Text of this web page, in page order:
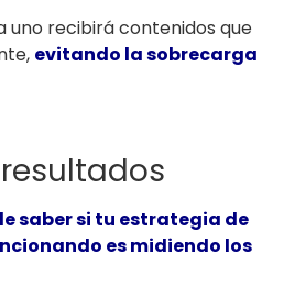
uno recibirá contenidos que
evitando la sobrecarga
saber si tu estrategia de
es midiendo los